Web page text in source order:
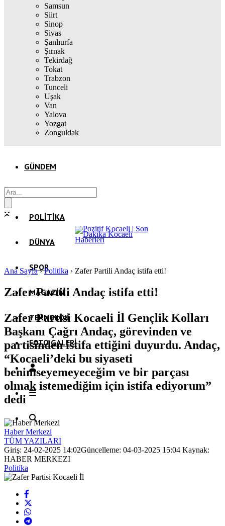
Samsun
Siirt
Sinop
Sivas
Şanlıurfa
Şırnak
Tekirdağ
Tokat
Trabzon
Tunceli
Uşak
Van
Yalova
Yozgat
Zonguldak
GÜNDEM
POLITIKA
DÜNYA
SPOR
MAGAZIN
TEKNOLOJI
FOTO GALERI
Ana Sayfa›Politika › Zafer Partili Andaç istifa etti!
Zafer Partili Andaç istifa etti!
Zafer Partisi Kocaeli İl Gençlik Kolları
Başkanı Çağrı Andaç, görevinden ve
partisinden istifa ettiğini duyurdu. Andaç,
“Kocaeli’deki bu siyaseti
benimseyemeyeceğim ve bir parçası
olmak istemediğim için istifa ediyorum”
dedi
Haber Merkezi
TÜM YAZILARI
Giriş: 24-02-2025 14:02Güncelleme: 04-03-2025 15:04 Kaynak:
HABER MERKEZI
Politika